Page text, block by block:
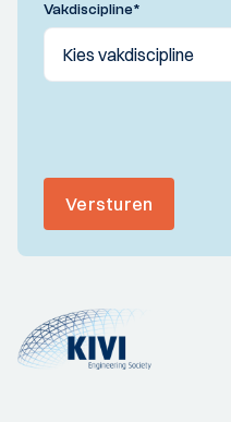
Vakdiscipline*
Versturen